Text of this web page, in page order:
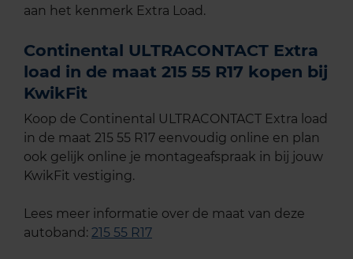
aan het kenmerk Extra Load.
Continental ULTRACONTACT Extra
load in de maat 215 55 R17 kopen bij
KwikFit
Koop de Continental ULTRACONTACT Extra load
in de maat 215 55 R17 eenvoudig online en plan
ook gelijk online je montageafspraak in bij jouw
KwikFit vestiging.
Lees meer informatie over de maat van deze
autoband: 215 55 R17